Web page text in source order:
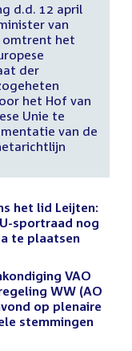
d.d. 12 april
van
omtrent het
der
het Hof van
Unie te
van de
het lid Leijten:
sportraad nog
te plaatsen
VAO
WW (AO
op plenaire
stemmingen